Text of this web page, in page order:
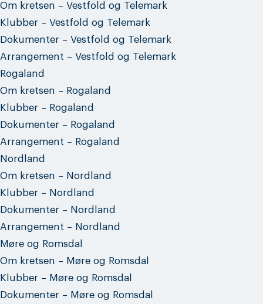
Om kretsen – Vestfold og Telemark
Klubber – Vestfold og Telemark
Dokumenter – Vestfold og Telemark
Arrangement – Vestfold og Telemark
Rogaland
Om kretsen – Rogaland
Klubber – Rogaland
Dokumenter – Rogaland
Arrangement – Rogaland
Nordland
Om kretsen – Nordland
Klubber – Nordland
Dokumenter – Nordland
Arrangement – Nordland
Møre og Romsdal
Om kretsen – Møre og Romsdal
Klubber – Møre og Romsdal
Dokumenter – Møre og Romsdal